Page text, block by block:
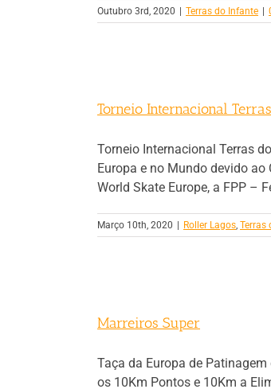
Outubro 3rd, 2020 Terras do Infante
Torneio Internacional
Torneio Internacional Terras
Europa e no Mundo devido
World Skate Europe, a FPP –
Março 10th, 2020 Roller Lagos, Terras
Marreiros Super
Taça da Europa de
os 10Km Pontos e 10Km a